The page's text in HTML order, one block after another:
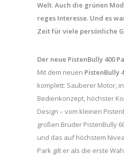
Welt. Auch die grünen
reges Interesse. Und es
Zeit für viele persönliche
Der neue PistenBully 400
Mit dem neuen PistenBully
komplett: Sauberer Motor,
Bedienkonzept, höchster
Design – vom kleinen
großen Bruder PistenBully
und das auf höchstem
Park gilt er als die erste